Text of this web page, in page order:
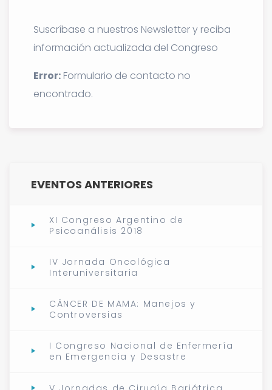
Suscríbase a nuestros Newsletter y reciba
información actualizada del Congreso
Error: Formulario de contacto no
encontrado.
EVENTOS ANTERIORES
XI Congreso Argentino de
Psicoanálisis 2018
IV Jornada Oncológica
Interuniversitaria
CÁNCER DE MAMA: Manejos y
Controversias
I Congreso Nacional de Enfermería
en Emergencia y Desastre